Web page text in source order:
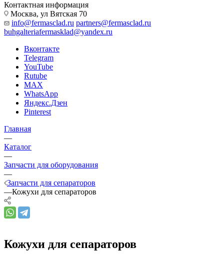
Контактная информация
Москва, ул Вятская 70
info@fermasclad.ru partners@fermasclad.ru
buhgalteriafermasklad@yandex.ru
Вконтакте
Telegram
YouTube
Rutube
MAX
WhatsApp
Яндекс.Дзен
Pinterest
Главная
—
Каталог
—
Запчасти для оборудования
—
Запчасти для сепараторов
—Кожухи для сепараторов
Кожухи для сепараторов